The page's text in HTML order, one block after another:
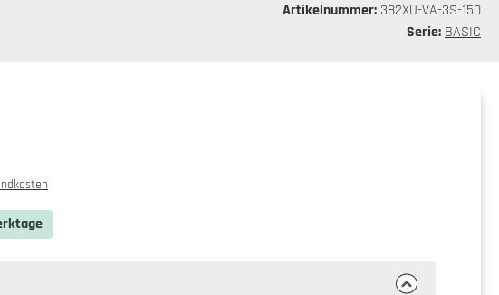
Artikelnummer: 382XU-VA-3S-150
Serie: BASIC